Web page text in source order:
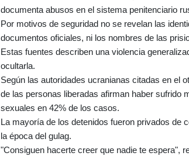
documenta abusos en el sistema penitenciario
Por motivos de seguridad no se revelan las
documentos oficiales, ni los nombres de las
Estas fuentes describen una violencia
ocultarla.
Según las autoridades ucranianas citadas en el
de las personas liberadas afirman haber sufrido
sexuales en 42% de los casos.
La mayoría de los detenidos fueron privados de
la época del gulag.
"Consiguen hacerte creer que nadie te espera",